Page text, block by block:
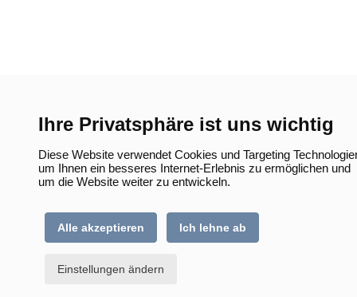
Ihre Privatsphäre ist uns wichtig
Diese Website verwendet Cookies und Targeting
um Ihnen ein besseres Internet-Erlebnis zu ermöglichen und
um die Website weiter zu entwickeln.
Alle akzeptieren Ich lehne ab
Einstellungen ändern